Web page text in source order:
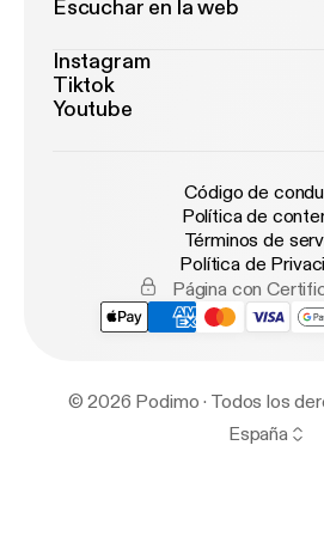
Escuchar en la web
Instagram
Tiktok
Youtube
Código de
Política de
Términos de
Política de
Página con
© 2026 Podimo · Todos los
España